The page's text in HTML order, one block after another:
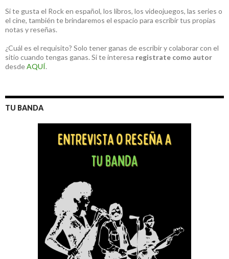
Si te gusta el Rock en español, los libros, los videojuegos, las series o
el cine, también te brindaremos el espacio para escribir tus propias
notas y reseñas.
¿Cuál es el requisito? Solo tener ganas de escribir y colaborar con el
sitio cuando tengas ganas. Si te interesa registrate como autor
desdeAQUÍ.
TU BANDA